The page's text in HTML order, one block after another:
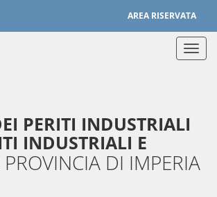
AREA RISERVATA
Toggle
PERITI INDUSTRIALI
INDUSTRIALI E
PROVINCIA DI IMPERIA